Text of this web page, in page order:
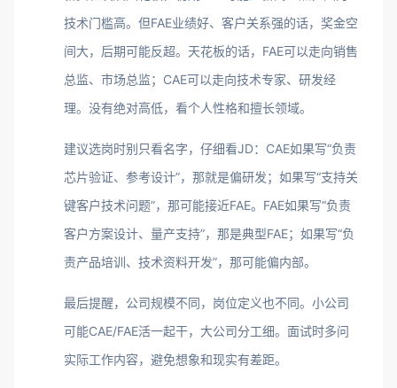
技术门槛高。但FAE业绩好、客户关系强的话，奖金空
间大，后期可能反超。天花板的话，FAE可以走向销售
总监、市场总监；CAE可以走向技术专家、研发经
理。没有绝对高低，看个人性格和擅长领域。
建议选岗时别只看名字，仔细看JD：CAE如果写“负责
芯片验证、参考设计”，那就是偏研发；如果写“支持关
键客户技术问题”，那可能接近FAE。FAE如果写“负责
客户方案设计、量产支持”，那是典型FAE；如果写“负
责产品培训、技术资料开发”，那可能偏内部。
最后提醒，公司规模不同，岗位定义也不同。小公司
可能CAE/FAE活一起干，大公司分工细。面试时多问
实际工作内容，避免想象和现实有差距。